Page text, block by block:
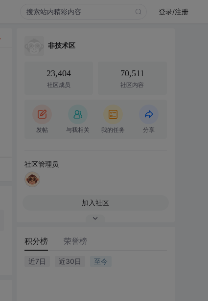
登录/注册
非技术区
23,404
社区成员
70,511
社区内容
发帖 与我相关 我的任务 分享
社区管理员
加入社区
积分榜 荣誉榜
近7日 近30日 至今